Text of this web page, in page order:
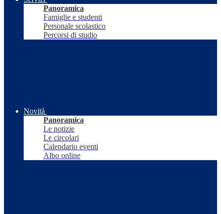
Panoramica
Famiglie e studenti
Personale scolastico
Percorsi di studio
Novità
Panoramica
Le notizie
Le circolari
Calendario eventi
Albo online